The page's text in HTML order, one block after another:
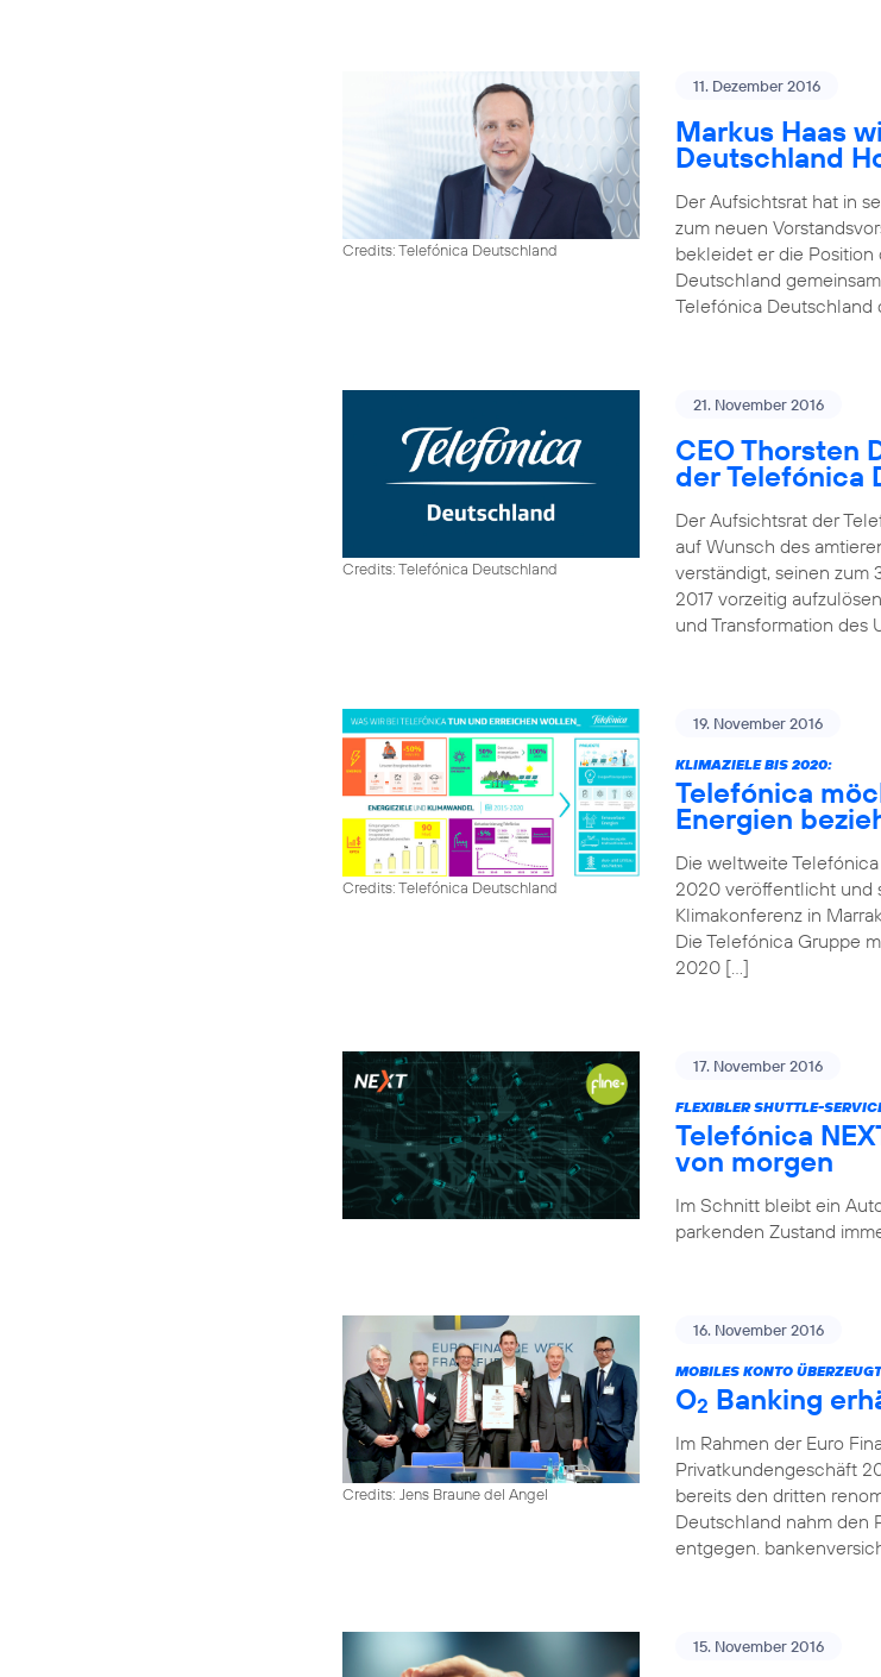
Credits: Telefónica Deutschland
11. Dezember 2016
Markus Haas
Deutschland
Der Aufsichtsrat hat in
zum neuen
bekleidet er die Position
Deutschland
Telefónica
Credits: Telefónica Deutschland
21. November 2016
CEO Thorsten
der Telefónica
Der Aufsichtsrat der
auf Wunsch des
verständigt, seinen zum
2017 vorzeitig
und Transformation des
Credits: Telefónica Deutschland
19. November 2016
KLIMAZIELE BIS 2020:
Telefónica
Energien
Die weltweite
2020 veröffentlicht und
Klimakonferenz in
Die Telefónica Gruppe
2020 […]
17. November 2016
FLEXIBLER SHUTTLE-
Telefónica
von morgen
Im Schnitt bleibt ein
parkenden Zustand
Credits: Jens Braune del Angel
16. November 2016
MOBILES KONTO
O2 Banking
Im Rahmen der Euro
Privatkundengeschäft
bereits den dritten
Deutschland nahm den
entgegen.
15. November 2016